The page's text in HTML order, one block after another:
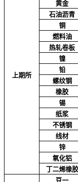
上期所
黄金
石油沥青
铜
燃料油
热轧卷板
镍
铅
螺纹钢
橡胶
锡
纸浆
不锈钢
线材
锌
氧化铝
丁二烯橡胶
豆一